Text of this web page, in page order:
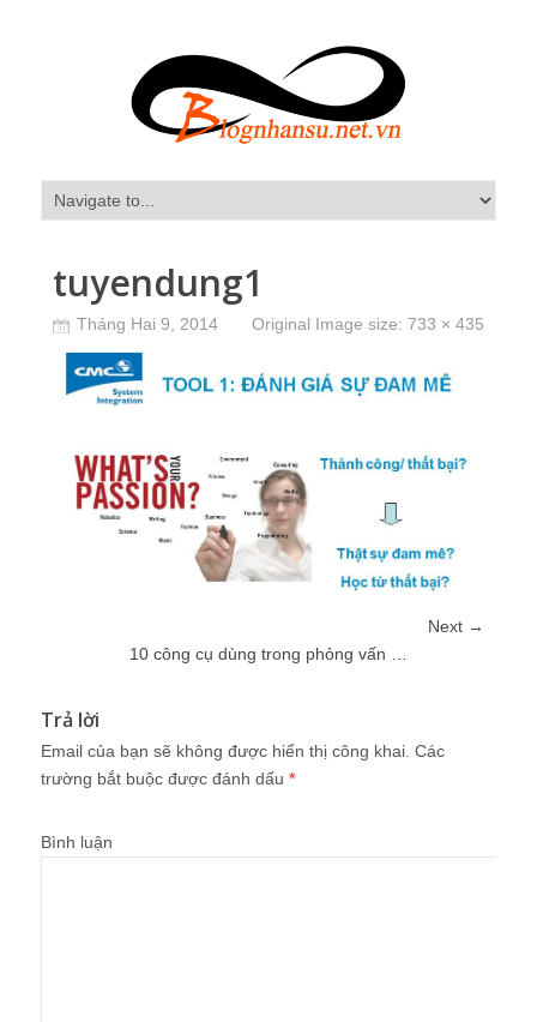
tuyendung1
Tháng Hai 9, 2014 Original Image size: 733 × 435
Next →
10 công cụ dùng trong phỏng vấn …
Trả lời
Email của bạn sẽ không được hiển thị công khai. Các
trường bắt buộc được đánh dấu *
Bình luận